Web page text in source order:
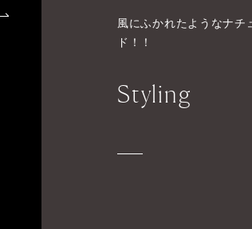
風にふかれたようなナチ
ド！！
Styling